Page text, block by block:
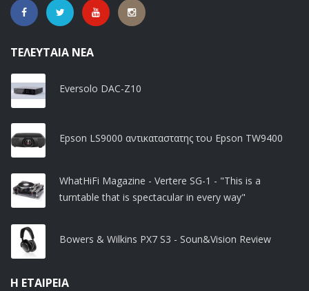
ΤΕΛΕΥΤΑΊΑ ΝΈΑ
Eversolo DAC-Z10
Epson LS9000 αντικαταστατης του Epson TW9400
WhatHiFi Magazine - Vertere SG-1 - "This is a
turntable that is spectacular in every way"
Bowers & Wilkins PX7 S3 - Soun&Vision Review
Η ΕΤΑΙΡΕΊΑ